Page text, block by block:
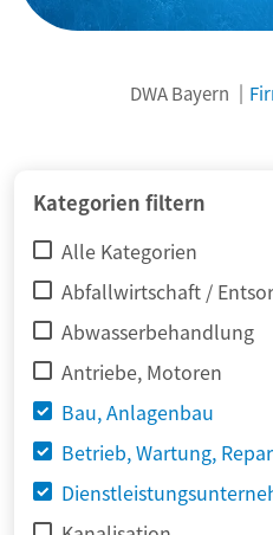
DWA Bayern
Kategorien filtern
Alle Kategorien
Abfallwirtschaft /
Abwasserbehandlung
Antriebe, Motoren
Bau, Anlagenbau
Betrieb, Wartung,